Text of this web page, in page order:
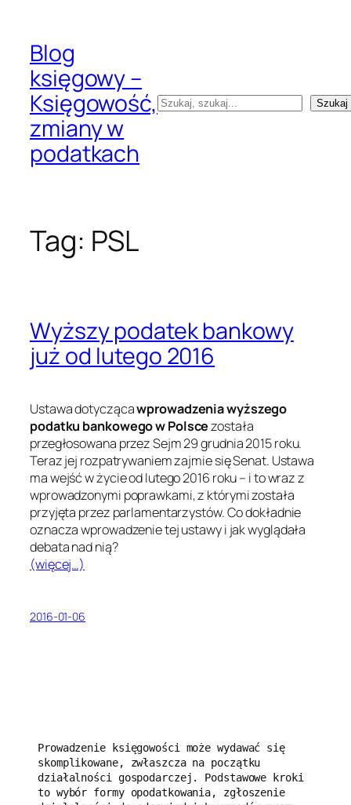
treściBlog
księgowy –
Księgowość,
zmiany w
podatkach
Szukaj Szukaj
Tag: PSL
Wyższy podatek bankowy
już od lutego 2016
Ustawa dotyczącawprowadzenia wyższego
podatku bankowego w Polscezostała
przegłosowana przez Sejm 29 grudnia 2015 roku.
Teraz jej rozpatrywaniem zajmie się Senat. Ustawa
ma wejść w życie od lutego 2016 roku – i to wraz z
wprowadzonymi poprawkami, z którymi została
przyjęta przez parlamentarzystów. Co dokładnie
oznacza wprowadzenie tej ustawy i jak wyglądała
debata nad nią?
(więcej…)
2016-01-06
Prowadzenie księgowości może wydawać się
skomplikowane, zwłaszcza na początku
działalności gospodarczej. Podstawowe kroki
to wybór formy opodatkowania, zgłoszenie